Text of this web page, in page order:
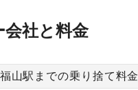
社と料金
福山駅までの乗り捨て料金